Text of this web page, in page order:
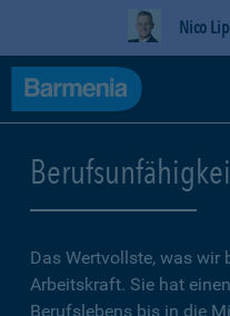
Nico
Das Wertvollste, was wir
Arbeitskraft. Sie hat
Berufslebens bis in die